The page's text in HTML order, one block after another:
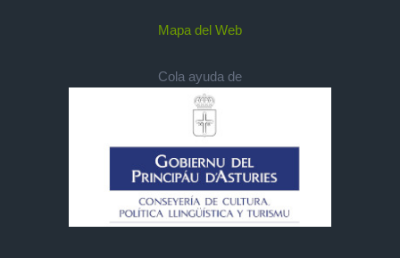
Mapa del Web
Cola ayuda de